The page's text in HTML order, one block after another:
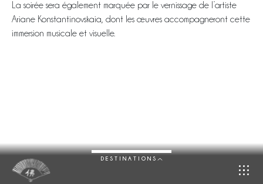
DESTINATIONS
La soirée sera également marquée par le vernissage de l’artiste
Ariane Konstantinovskaia , dont les œuvres accompagneront cette
immersion musicale et visuelle.